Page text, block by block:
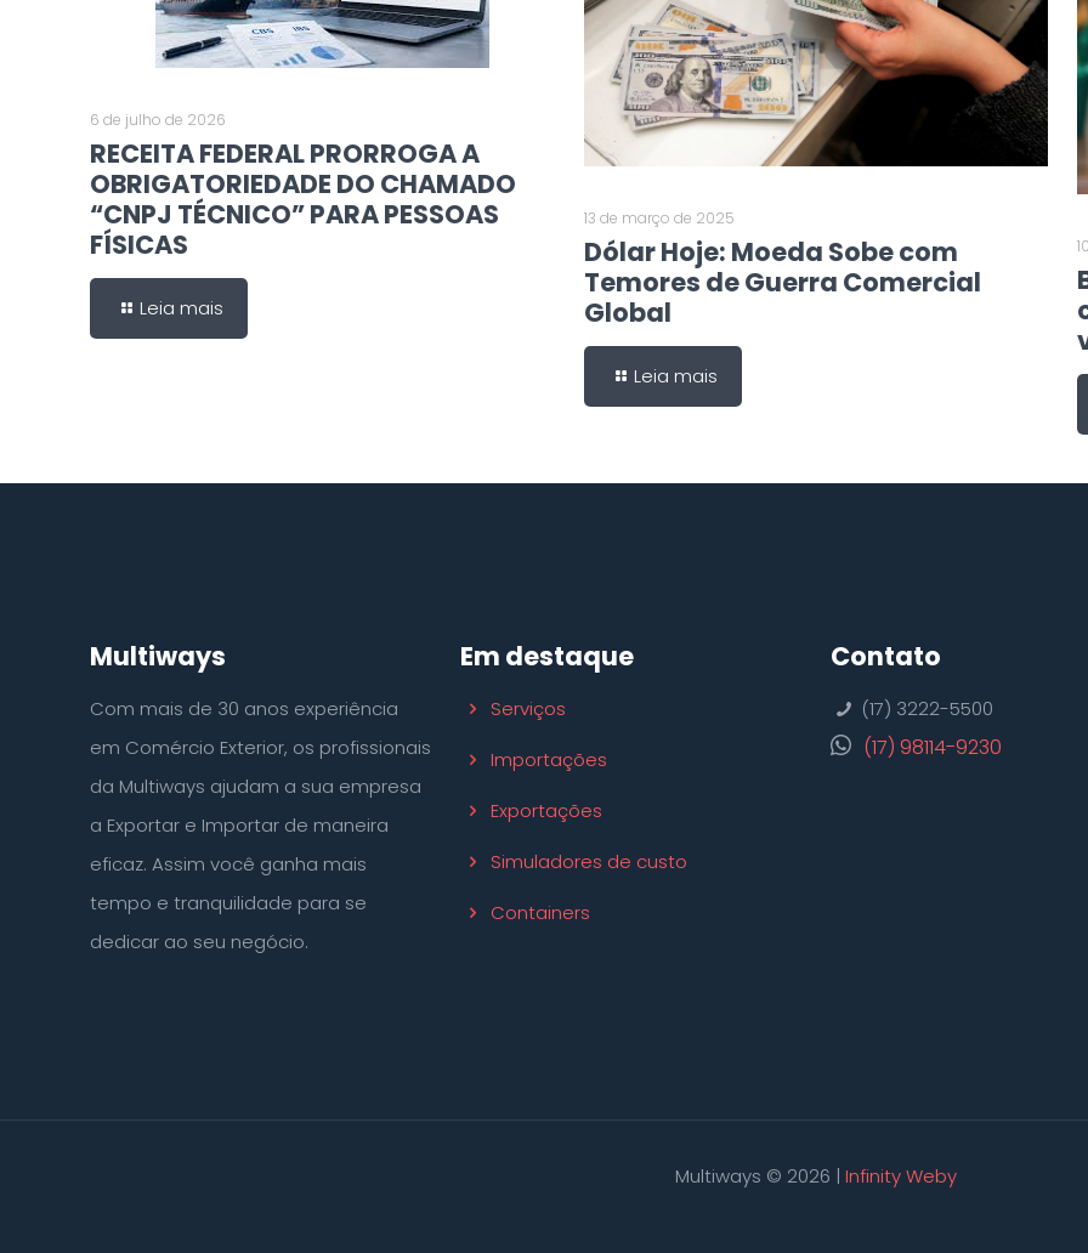
6 de julho de 2026
RECEITA FEDERAL PRORROGA A
OBRIGATORIEDADE DO CHAMADO
“CNPJ TÉCNICO” PARA PESSOAS
FÍSICAS
Leia mais
13 de março de 2025
Dólar Hoje: Moeda Sobe com
Temores de Guerra Comercial
Global
Leia mais
Multiways
Com mais de 30 anos experiência
em Comércio Exterior, os profissionais
da Multiways ajudam a sua empresa
a Exportar e Importar de maneira
eficaz. Assim você ganha mais
tempo e tranquilidade para se
dedicar ao seu negócio.
Em destaque
Serviços
Importações
Exportações
Simuladores de custo
Containers
Contato
(17) 3222-5500
(17) 98114-9230
Multiways © 2026 | Infinity Weby